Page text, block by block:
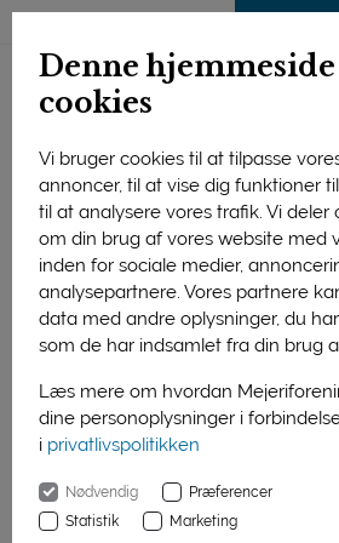
Denne
cookies
Vi bruger cookies til at tilpasse
annoncer, til at vise dig funktioner
til at analysere vores trafik. Vi deler
om din brug af vores website med
inden for sociale medier,
analysepartnere. Vores partnere
data med andre oplysninger, du
som de har indsamlet fra din brug
Læs mere om hvordan
dine personoplysninger i
i privatlivspolitikken
Nødvendig
Præferencer
Statistik
Marketing
Tre af konferencens paneldeltagere (fra
Mejeriforeningen Steen Nørgaard
debatterede hvordan
forhold til at blive klimaneutral i